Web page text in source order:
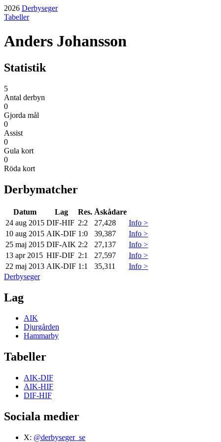
2026 Derbyseger
Tabeller
Anders Johansson
Statistik
5
Antal derbyn
0
Gjorda mål
0
Assist
0
Gula kort
0
Röda kort
Derbymatcher
Datum Lag Res. Åskådare
24 aug 2015 DIF-HIF 2:2 27,428
Info >
10 aug 2015 AIK-DIF 1:0 39,387
Info >
25 maj 2015 DIF-AIK 2:2 27,137
Info >
13 apr 2015 HIF-DIF 2:1 27,597
Info >
22 maj 2013 AIK-DIF 1:1 35,311
Info >
Derbyseger
Lag
AIK
Djurgården
Hammarby
Tabeller
AIK-DIF
AIK-HIF
DIF-HIF
Sociala medier
X: @derbyseger_se